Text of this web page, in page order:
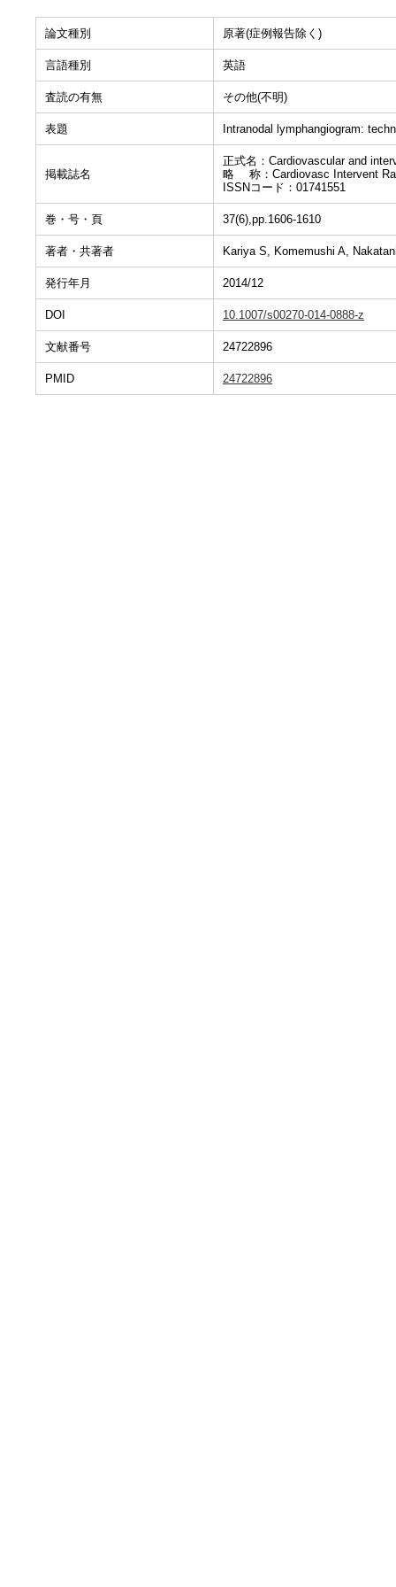
論文種別 原著(症例報告除く)
言語種別 英語
査読の有無 その他(不明)
表題 Intranodal lymphangiogram:
掲載誌名
正式名：Cardiovascular and
略 称：Cardiovasc Intervent
ISSNコード：01741551
巻・号・頁 37(6),pp.1606-1610
著者・共著者 Kariya S, Komemushi A,
発行年月 2014/12
DOI 10.1007/s00270-014-0888-z
文献番号 24722896
PMID 24722896